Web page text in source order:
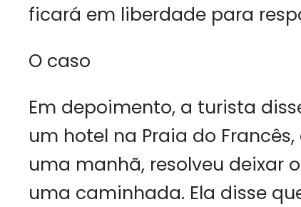
ficará em liberdade para
O caso
Em depoimento, a turista
um hotel na Praia do
uma manhã, resolveu deixar
uma caminhada. Ela disse